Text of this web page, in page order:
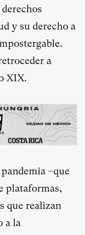
y su derecho a
a
XIX.
–que
plataformas,
que realizan
a la